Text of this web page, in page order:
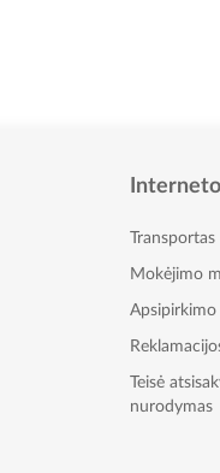
Transportas
Mokėjimo
Teisė
nurodymas